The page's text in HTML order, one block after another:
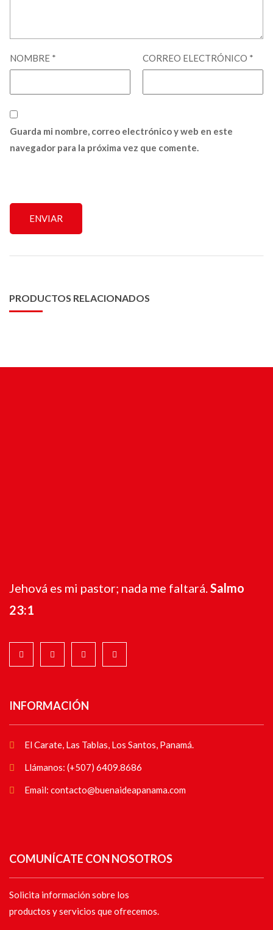
NOMBRE * CORREO ELECTRÓNICO *
Guarda mi nombre, correo electrónico y web en este
navegador para la próxima vez que comente.
PRODUCTOS RELACIONADOS
Jehová es mi pastor; nada me faltará. Salmo
23:1
INFORMACIÓN
El Carate, Las Tablas, Los Santos, Panamá.
Llámanos: (+507) 6409.8686
Email: contacto@buenaideapanama.com
COMUNÍCATE CON NOSOTROS
Solicita información sobre los
productos y servicios que ofrecemos.